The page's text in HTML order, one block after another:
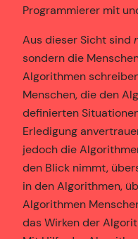
Programmierer mit
Aus dieser Sicht sind
sondern die
Algorithmen
Menschen, die den
definierten
Erledigung
jedoch die
den Blick nimmt,
in den Algorithmen,
Algorithmen
das Wirken der